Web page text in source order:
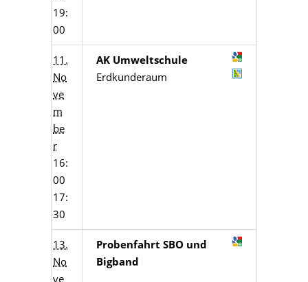
19:
00
11.
No
ve
m
be
r
16:
00
17:
30
AK Umweltschule
Erdkunderaum
13.
No
ve
Probenfahrt SBO und
Bigband